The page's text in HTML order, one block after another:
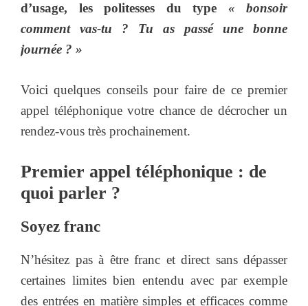
d’usage, les politesses du type « bonsoir
comment vas-tu ? Tu as passé une bonne
journée ? »
Voici quelques conseils pour faire de ce premier
appel téléphonique votre chance de décrocher un
rendez-vous très prochainement.
Premier appel téléphonique : de
quoi parler ?
Soyez franc
N’hésitez pas à être franc et direct sans dépasser
certaines limites bien entendu avec par exemple
des entrées en matière simples et efficaces comme